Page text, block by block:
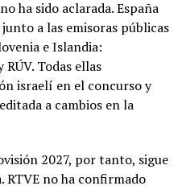
ha sido aclarada. España
a las emisoras públicas
e Islandia:
RÚV. Todas ellas
israelí en el concurso y
a cambios en la
2027, por tanto, sigue
RTVE no ha confirmado